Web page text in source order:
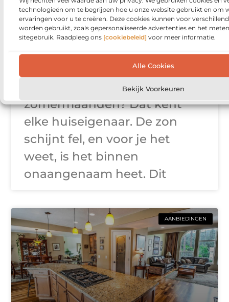
technologieën om te begrijpen hoe u onze website gebruikt en om
ervaringen voor u te creëren. Deze cookies kunnen voor
worden gebruikt, zoals gepersonaliseerde advertenties en het
sitegebruik. Raadpleeg ons [cookiebeleid] voor meer informatie.
Alle Cookies
Bekijk Voorkeuren
Houd je huis koel:
winst voor comfort
én energielabel
Een warm huis in de
zomermaanden? Dat kent
elke huiseigenaar. De zon
schijnt fel, en voor je het
weet, is het binnen
onaangenaam heet. Dit
AANBIEDINGEN